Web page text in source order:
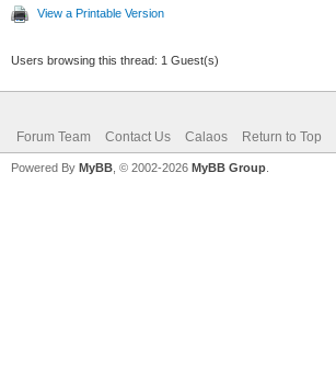
View a Printable Version
Users browsing this thread: 1 Guest(s)
Forum Team Contact Us Calaos Return to Top
Powered By MyBB , © 2002-2026 MyBB Group